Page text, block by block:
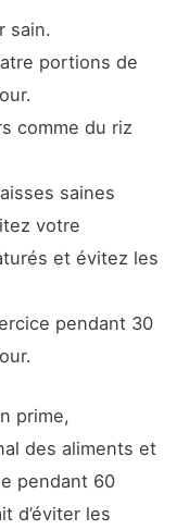
sain.
portions de
comme du riz
saines
votre
et évitez les
pendant 30
prime,
des aliments et
pendant 60
d’éviter les